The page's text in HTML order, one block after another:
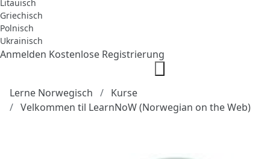
Litauisch
Griechisch
Polnisch
Ukrainisch
Anmelden Kostenlose Registrierung
Lerne Norwegisch
Kurse
Velkommen til LearnNoW (Norwegian on the Web)